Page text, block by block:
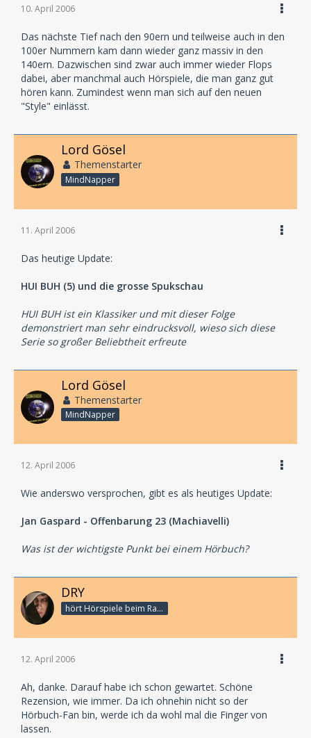
10. April 2006
Das nächste Tief nach den 90ern und teilweise auch in den
100er Nummern kam dann wieder ganz massiv in den
140ern. Dazwischen sind zwar auch immer wieder Flops
dabei, aber manchmal auch Hörspiele, die man ganz gut
hören kann. Zumindest wenn man sich auf den neuen
"Style" einlässt.
Lord Gösel
Themenstarter
MindNapper
11. April 2006
Das heutige Update:
HUI BUH (5) und die grosse Spukschau
HUI BUH ist ein Klassiker und mit dieser Folge
demonstriert man sehr eindrucksvoll, wieso sich diese
Serie so großer Beliebtheit erfreute
Lord Gösel
Themenstarter
MindNapper
12. April 2006
Wie anderswo versprochen, gibt es als heutiges Update:
Jan Gaspard - Offenbarung 23 (Machiavelli)
Was ist der wichtigste Punkt bei einem Hörbuch?
DRY
hört Hörspiele beim Rasenmähen
12. April 2006
Ah, danke. Darauf habe ich schon gewartet. Schöne
Rezension, wie immer. Da ich ohnehin nicht so der
Hörbuch-Fan bin, werde ich da wohl mal die Finger von
lassen.